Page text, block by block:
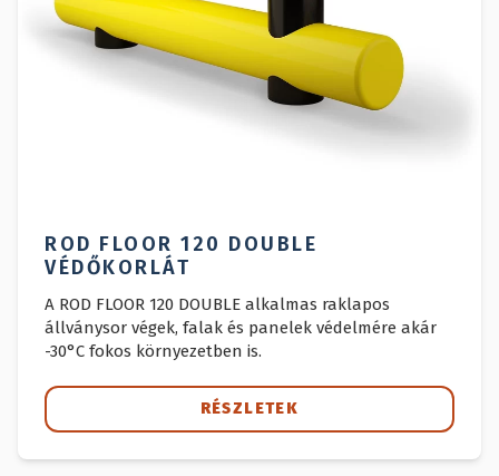
ROD FLOOR 120 DOUBLE
VÉDŐKORLÁT
A ROD FLOOR 120 DOUBLE alkalmas raklapos
állványsor végek, falak és panelek védelmére akár
-30°C fokos környezetben is.
RÉSZLETEK